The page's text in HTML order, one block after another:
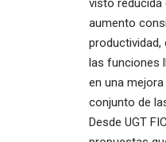
aumento
productividad,
las funciones
en una
conjunto de
Desde UGT